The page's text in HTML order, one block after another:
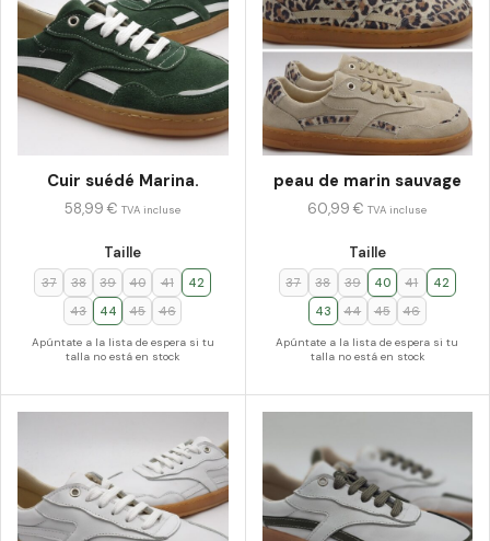
Cuir suédé Marina.
Taille
37 38 39 40 41
42
43
44 45 46
Apúntate a la lista de espera si tu
talla no está en stock
58,99€ TVA incluse
peau de marin sauvage
Taille
37 38 39 40 41
42
43
44 45 46
Apúntate a la lista de espera si tu
talla no está en stock
60,99€ TVA incluse